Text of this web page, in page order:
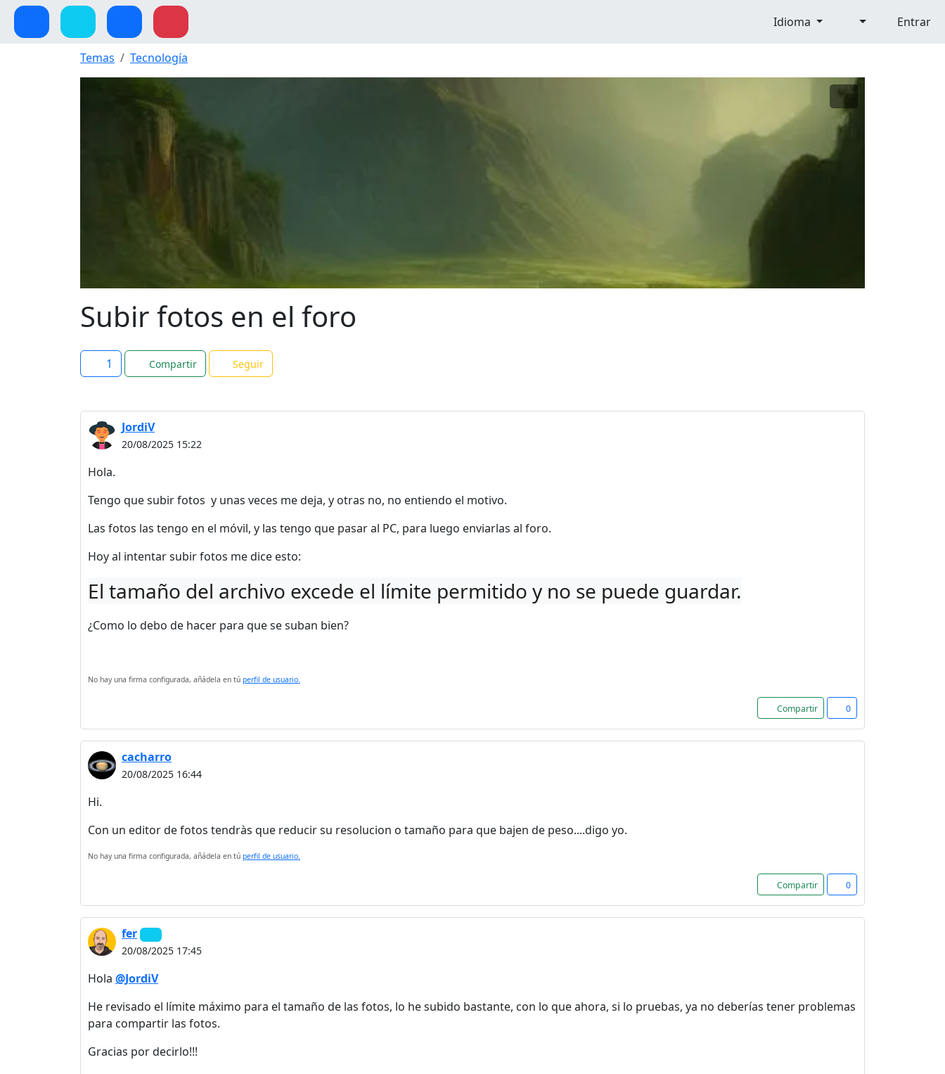
Idioma Entrar
Temas Tecnología
Subir fotos en el foro
1 Compartir Seguir
JordiV
20/08/2025 15:22
Hola.
Tengo que subir fotos y unas veces me deja, y otras no, no entiendo el motivo.
Las fotos las tengo en el móvil, y las tengo que pasar al PC, para luego enviarlas al foro.
Hoy al intentar subir fotos me dice esto:
El tamaño del archivo excede el límite permitido y no se puede guardar.
¿Como lo debo de hacer para que se suban bien?
No hay una firma configurada, añádela en tú perfil de usuario.
Compartir 0
cacharro
20/08/2025 16:44
Hi.
Con un editor de fotos tendràs que reducir su resolucion o tamaño para que bajen de peso....digo yo.
No hay una firma configurada, añádela en tú perfil de usuario.
Compartir 0
fer
20/08/2025 17:45
Hola @JordiV
He revisado el límite máximo para el tamaño de las fotos, lo he subido bastante, con lo que ahora, si lo pruebas, ya no deberías tener problemas
para compartir las fotos.
Gracias por decirlo!!!